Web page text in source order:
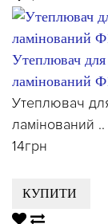
Утеплювач
ламінований
Утеплювач
ламінований ..
14грн
КУПИТИ